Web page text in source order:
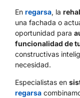
En regarsa, la
una fachada o
oportunidad para
funcionalidad de
constructivas
necesidad.
Especialistas en
regarsa